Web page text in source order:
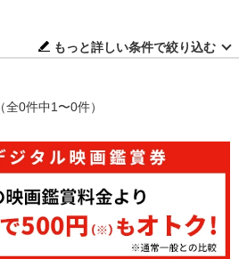
もっと詳しい条件で絞り込む
（全0件中1〜0件）